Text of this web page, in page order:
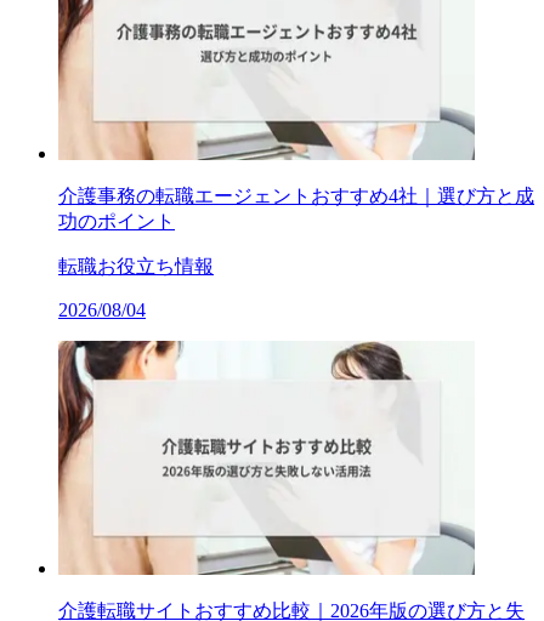
介護事務の転職エージェントおすすめ4社｜選び方と成
功のポイント
転職お役立ち情報
2026/08/04
介護転職サイトおすすめ比較｜2026年版の選び方と失